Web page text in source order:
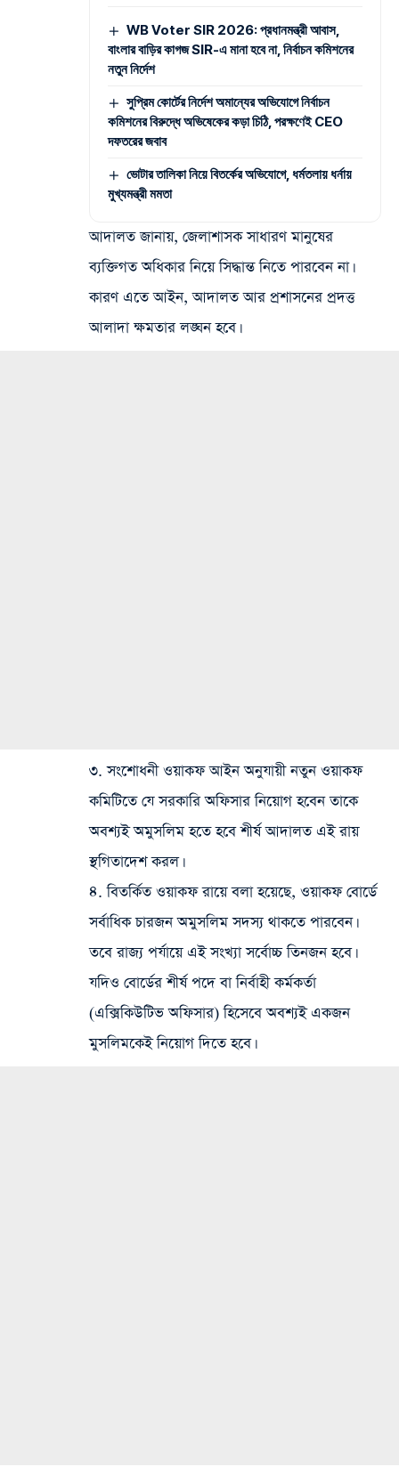
WB Voter SIR 2026: প্রধানমন্ত্রী আবাস,
বাংলার বাড়ির কাগজ SIR-এ মানা হবে না, নির্বাচন কমিশনের
নতুন নির্দেশ
সুপ্রিম কোর্টের নির্দেশ অমান্যের অভিযোগে নির্বাচন
কমিশনের বিরুদ্ধে অভিষেকের কড়া চিঠি, পরক্ষণেই CEO
দফতরের জবাব
ভোটার তালিকা নিয়ে বিতর্কের অভিযোগে, ধর্মতলায় ধর্নায়
মুখ্যমন্ত্রী মমতা
আদালত জানায়, জেলাশাসক সাধারণ মানুষের
ব্যক্তিগত অধিকার নিয়ে সিদ্ধান্ত নিতে পারবেন না।
কারণ এতে আইন, আদালত আর প্রশাসনের প্রদত্ত
আলাদা ক্ষমতার লঙ্ঘন হবে।
৩. সংশোধনী ওয়াকফ আইন অনুযায়ী নতুন ওয়াকফ
কমিটিতে যে সরকারি অফিসার নিয়োগ হবেন তাকে
অবশ্যই অমুসলিম হতে হবে শীর্ষ আদালত এই রায়
স্থগিতাদেশ করল‌।
৪. বিতর্কিত ওয়াকফ রায়ে বলা হয়েছে, ওয়াকফ বোর্ডে
সর্বাধিক চারজন অমুসলিম সদস্য থাকতে পারবেন।
তবে রাজ্য পর্যায়ে এই সংখ্যা সর্বোচ্চ তিনজন হবে।
যদিও বোর্ডের শীর্ষ পদে বা নির্বাহী কর্মকর্তা
(এক্সিকিউটিভ অফিসার) হিসেবে অবশ্যই একজন
মুসলিমকেই নিয়োগ দিতে হবে।